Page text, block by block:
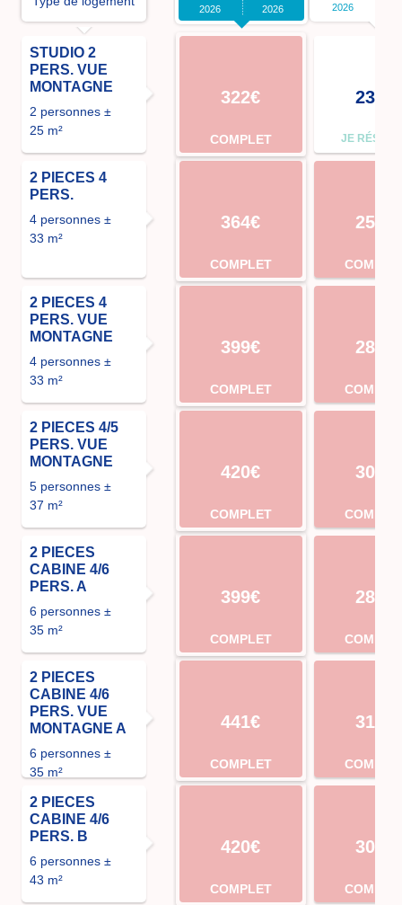
STUDIO 2
PERS. VUE
MONTAGNE
2 personnes ±
25 m²
2 PIECES 4
PERS.
4 personnes ±
33 m²
2 PIECES 4
PERS. VUE
MONTAGNE
4 personnes ±
33 m²
2 PIECES 4/5
PERS. VUE
MONTAGNE
5 personnes ±
37 m²
2 PIECES
CABINE 4/6
PERS. A
6 personnes ±
35 m²
2 PIECES
CABINE 4/6
PERS. VUE
MONTAGNE A
6 personnes ±
35 m²
2 PIECES
CABINE 4/6
PERS. B
6 personnes ±
43 m²
2026 2026
322€
COMPLET
364€
COMPLET
399€
COMPLET
420€
COMPLET
399€
COMPLET
441€
COMPLET
420€
COMPLET
2026
238€
JE
259€
287€
301€
287€
315€
301€